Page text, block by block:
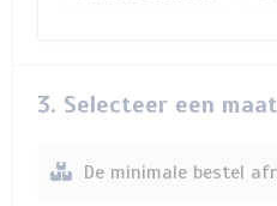
3. Selecteer een maat
De minimale bestel